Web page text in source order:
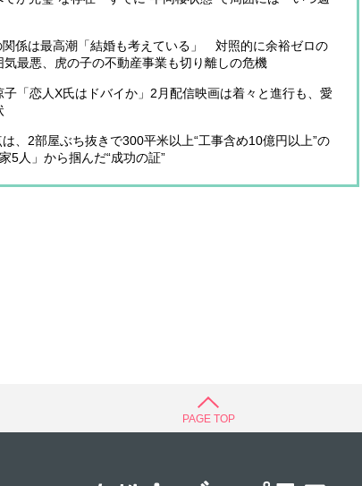
関係は最高潮「結婚も考えている」 対照的に余裕ゼロの
最悪、虎の子の不動産事業も切り離しの危機
子「恋人X氏はドバイか」2月配信映画は着々と進行も、愛
、2部屋ぶち抜きで300平米以上“工事含め10億円以上”の
人」から掴んだ“成功の証”
PAGE TOP